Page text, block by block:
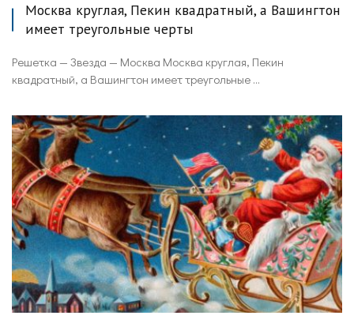
Москва круглая, Пекин квадратный, а Вашингтон
имеет треугольные черты
Решетка — Звезда — Москва Москва круглая, Пекин
квадратный, а Вашингтон имеет треугольные ...